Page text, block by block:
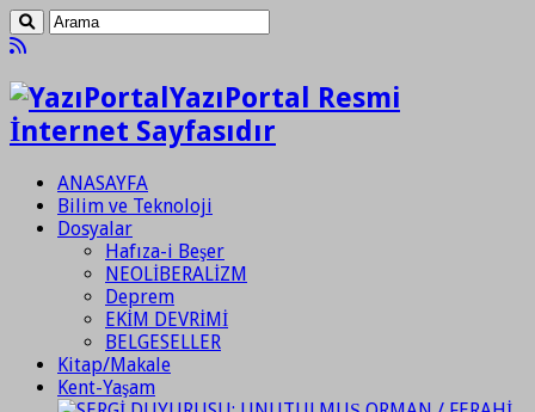
YazıPortal Resmi
İnternet Sayfasıdır
ANASAYFA
Bilim ve Teknoloji
Dosyalar
Hafıza-i Beşer
NEOLİBERALİZM
Deprem
EKİM DEVRİMİ
BELGESELLER
Kitap/Makale
Kent-Yaşam